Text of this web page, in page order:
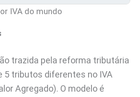
IVA do mundo
trazida pela reforma tributária
5 tributos diferentes no IVA
Agregado). O modelo é